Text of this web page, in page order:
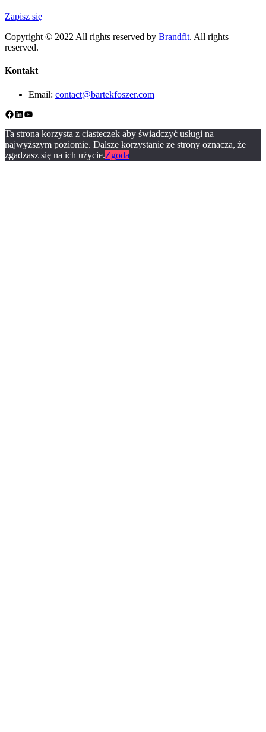
Zapisz się
Copyright © 2022 All rights reserved by Brandfit. All rights
reserved.
Kontakt
Email: contact@bartekfoszer.com
Facebook
LinkedIn
YouTube
Ta strona korzysta z ciasteczek aby świadczyć usługi na
najwyższym poziomie. Dalsze korzystanie ze strony oznacza, że
zgadzasz się na ich użycie.Zgoda